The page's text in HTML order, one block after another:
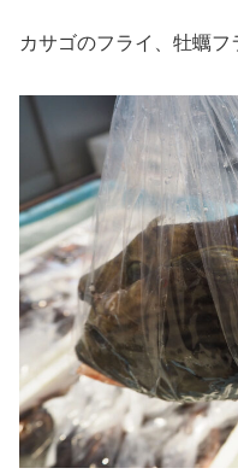
カサゴのフライ、牡蠣